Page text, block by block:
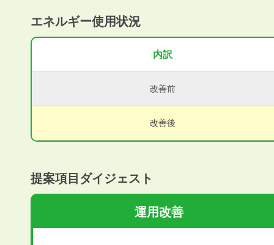
エネルギー使用状況
内訳
改善前
改善後
提案項目ダイジェスト
運用改善